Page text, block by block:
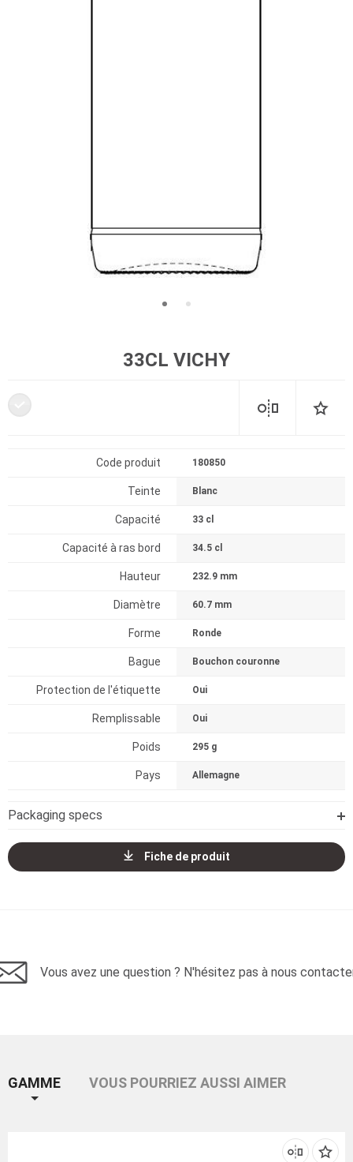
33CL VICHY
Code produit 180850
Teinte Blanc
Capacité 33 cl
Capacité à ras bord 34.5 cl
Hauteur 232.9 mm
Diamètre 60.7 mm
Forme Ronde
Bague Bouchon couronne
Protection de l'étiquette Oui
Remplissable Oui
Poids 295 g
Pays Allemagne
Packaging specs
Fiche de produit
Vous avez une question ? N'hésitez pas à nous
GAMME VOUS POURRIEZ AUSSI AIMER